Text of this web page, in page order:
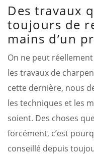
Des travaux
toujours de
mains d’un
On ne peut
les travaux de
cette dernière, nous
les techniques et les
soient. Des choses
forcément, c’est
conseillé depuis